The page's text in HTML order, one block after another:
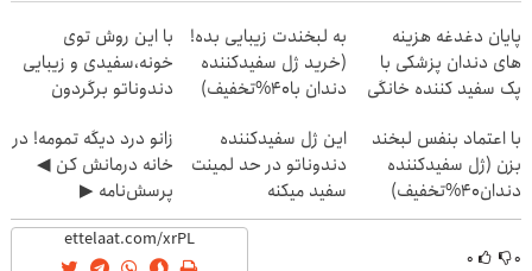
پایان دغدغه هزینه
های دندان پزشکی با
پک سفید کننده خانگی
به لبخندت زیبایی بده!
(خرید ژل سفیدکننده
دندان با40%تخفیف)
با این روش توی
خونه،سفیدی و زیبایی
دندوناتو برگردون
با اعتماد بنفس لبخند
بزن (ژل سفیدکننده
دندان40%تخفیف)
این ژل سفیدکننده
دندوناتو در حد لمینت
سفید میکنه
(40%تخفیف)
زانو درد دیگه تمومه! در
خانه درمانش کن ◀
پرسش‌نامه ▶
۰ ۰